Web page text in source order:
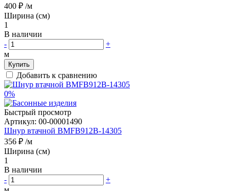
400 ₽ /м
Ширина (см)
1
В наличии
-
+
м
Купить
Добавить к сравнению
0%
Быстрый просмотр
Артикул: 00-00001490
Шнур втачной BMFB912B-14305
356 ₽ /м
Ширина (см)
1
В наличии
-
+